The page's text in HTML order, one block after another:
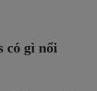
có gì nổi